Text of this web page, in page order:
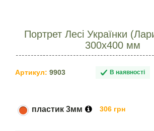
Портрет Лесі Українки
300х400 мм
Артикул: 9903 В наявності
пластик 3мм 306 грн